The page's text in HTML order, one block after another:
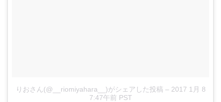
りおさん(@__riomiyahara__)がシェアした投稿 – 2017 1月 8
7:47午前 PST